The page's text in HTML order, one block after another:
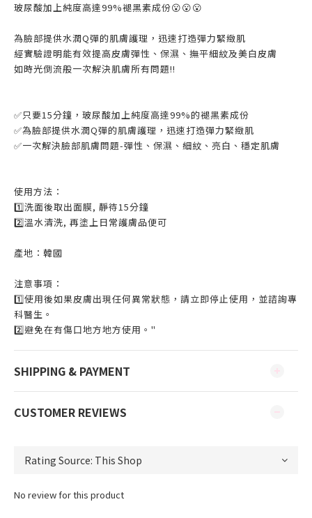
玻尿酸加上純度高達99%褪黑素成份😮😮😮
為臉部提供水潤Q彈的肌膚護理，迅速打造彈力緊緻肌
經實驗證明能有效提高皮膚彈性、保濕、撫平細紋及美白皮膚
如時光倒流般一次解決肌膚所有問題‼️
✅只要15分鐘，玻尿酸加上純度高達99%的褪黑素成份
✅為臉部提供水潤Q彈的肌膚護理，迅速打造彈力緊緻肌
✅一次解決臉部肌膚問題-彈性、保濕、細紋、亮白、穩定肌膚
使用方法：
1️⃣洗面後取出面膜, 靜待15分鐘
2️⃣溫水清洗, 再塗上日常護膚品便可
產地：韓國
注意事項：
1️⃣使用後如果皮膚出現任何異常狀態，請立即停止使用，並諮詢專
科醫生。
2️⃣避免在有傷口地方地方使用。"
SHIPPING & PAYMENT
CUSTOMER REVIEWS
No review for this product